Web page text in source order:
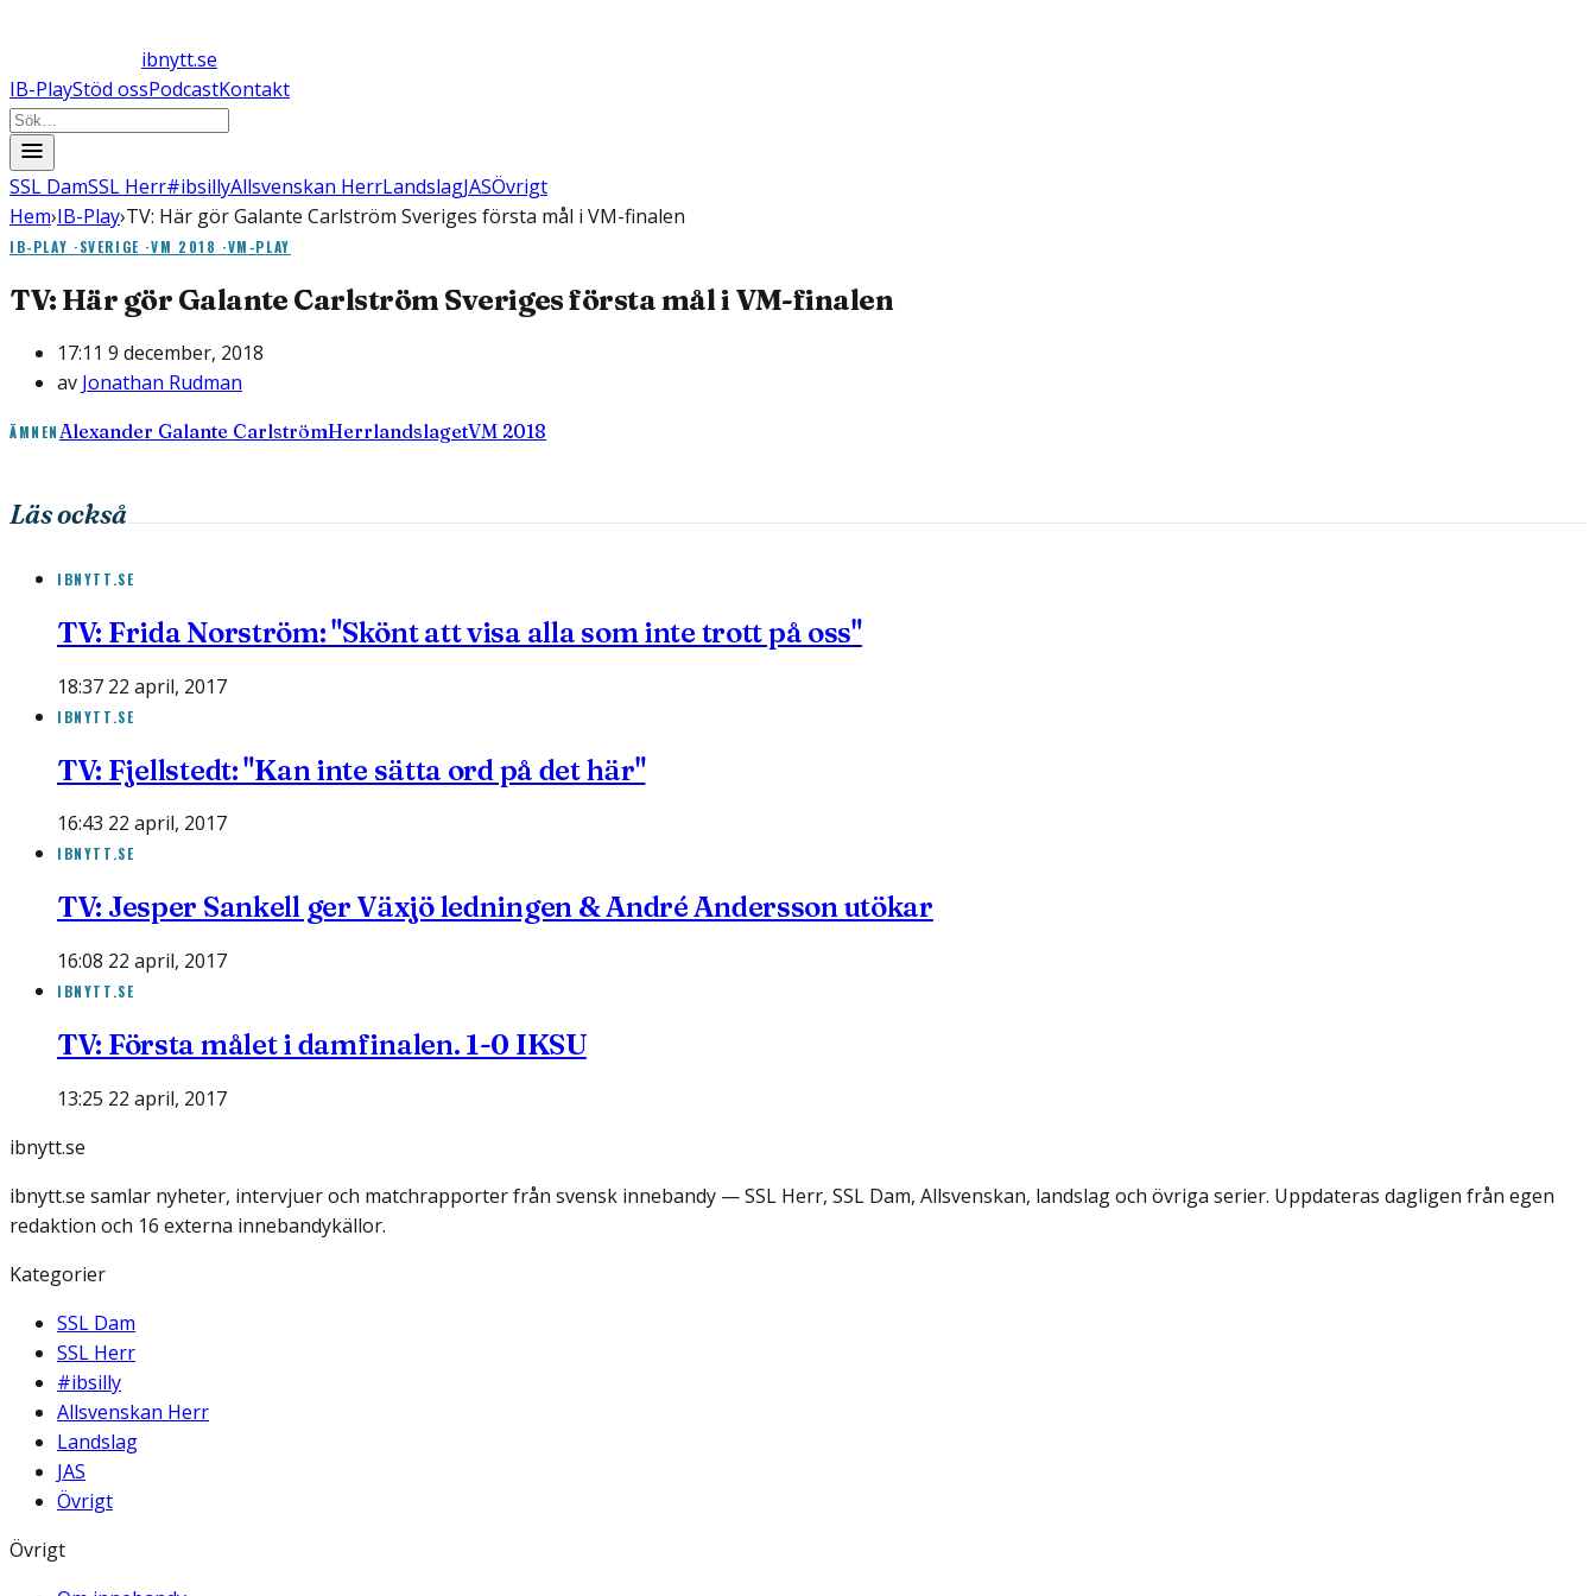
ibnytt.se
IB-PlayStöd ossPodcastKontakt
SSL DamSSL Herr#ibsillyAllsvenskan HerrLandslagJASÖvrigt
Hem›IB-Play›TV: Här gör Galante Carlström Sveriges första mål i VM-finalen
IB-PLAY ·SVERIGE ·VM 2018 ·VM-PLAY
TV: Här gör Galante Carlström Sveriges första mål i VM-finalen
17:11 9 december, 2018
av Jonathan Rudman
ÄMNEN Alexander Galante CarlströmHerrlandslagetVM 2018
Läs också
IBNYTT.SE
TV: Frida Norström: "Skönt att visa alla som inte trott på oss"
18:37 22 april, 2017
IBNYTT.SE
TV: Fjellstedt: "Kan inte sätta ord på det här"
16:43 22 april, 2017
IBNYTT.SE
TV: Jesper Sankell ger Växjö ledningen & André Andersson utökar
16:08 22 april, 2017
IBNYTT.SE
TV: Första målet i damfinalen. 1-0 IKSU
13:25 22 april, 2017
ibnytt.se
ibnytt.se samlar nyheter, intervjuer och matchrapporter från svensk innebandy — SSL Herr, SSL Dam, Allsvenskan, landslag och övriga serier. Uppdateras dagligen från egen
redaktion och 16 externa innebandykällor.
Kategorier
SSL Dam
SSL Herr
#ibsilly
Allsvenskan Herr
Landslag
JAS
Övrigt
Övrigt